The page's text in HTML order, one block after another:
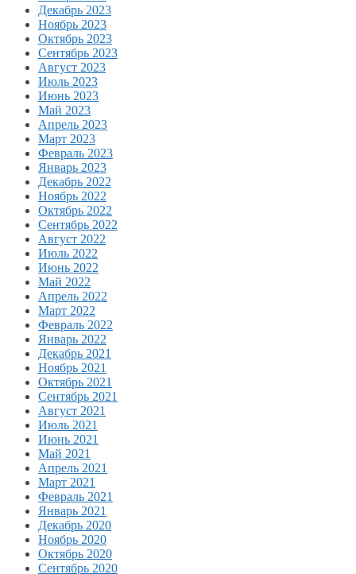
Декабрь 2023
Ноябрь 2023
Октябрь 2023
Сентябрь 2023
Август 2023
Июль 2023
Июнь 2023
Май 2023
Апрель 2023
Март 2023
Февраль 2023
Январь 2023
Декабрь 2022
Ноябрь 2022
Октябрь 2022
Сентябрь 2022
Август 2022
Июль 2022
Июнь 2022
Май 2022
Апрель 2022
Март 2022
Февраль 2022
Январь 2022
Декабрь 2021
Ноябрь 2021
Октябрь 2021
Сентябрь 2021
Август 2021
Июль 2021
Июнь 2021
Май 2021
Апрель 2021
Март 2021
Февраль 2021
Январь 2021
Декабрь 2020
Ноябрь 2020
Октябрь 2020
Сентябрь 2020